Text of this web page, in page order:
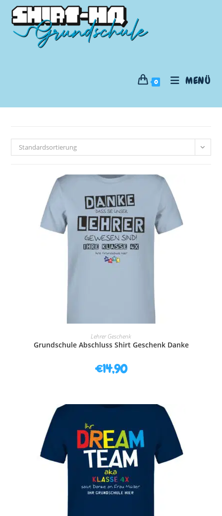
0 MENÜ
Standardsortierung
AUSFÜHRUNG WÄHLEN
Lehrer Geschenk
Grundschule Abschluss Shirt Geschenk Danke
€14,90